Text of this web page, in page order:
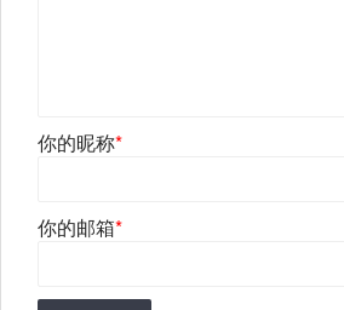
你的昵称*
你的邮箱*